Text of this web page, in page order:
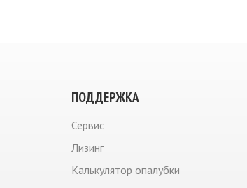
ПОДДЕРЖКА
Сервис
Лизинг
Калькулятор опалубки